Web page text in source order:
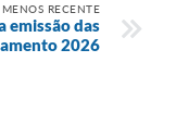
RECENTE
emissão das
2026